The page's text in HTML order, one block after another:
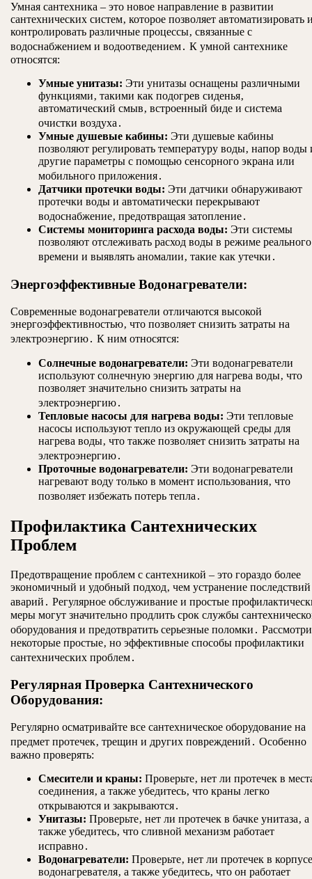
Умная сантехника – это новое направление в развитии
сантехнических систем‚ которое позволяет автоматизировать
контролировать различные процессы‚ связанные с
водоснабжением и водоотведением․ К умной сантехнике
относятся:
Умные унитазы: Эти унитазы оснащены различными
функциями‚ такими как подогрев сиденья‚
автоматический смыв‚ встроенный биде и система
очистки воздуха․
Умные душевые кабины: Эти душевые кабины
позволяют регулировать температуру воды‚ напор воды
другие параметры с помощью сенсорного экрана или
мобильного приложения․
Датчики протечки воды: Эти датчики обнаруживают
протечки воды и автоматически перекрывают
водоснабжение‚ предотвращая затопление․
Системы мониторинга расхода воды: Эти системы
позволяют отслеживать расход воды в режиме реального
времени и выявлять аномалии‚ такие как утечки․
Энергоэффективные Водонагреватели:
Современные водонагреватели отличаются высокой
энергоэффективностью‚ что позволяет снизить затраты на
электроэнергию․ К ним относятся:
Солнечные водонагреватели: Эти водонагреватели
используют солнечную энергию для нагрева воды‚ что
позволяет значительно снизить затраты на
электроэнергию․
Тепловые насосы для нагрева воды: Эти тепловые
насосы используют тепло из окружающей среды для
нагрева воды‚ что также позволяет снизить затраты на
электроэнергию․
Проточные водонагреватели: Эти водонагреватели
нагревают воду только в момент использования‚ что
позволяет избежать потерь тепла․
Профилактика Сантехнических
Проблем
Предотвращение проблем с сантехникой – это гораздо более
экономичный и удобный подход‚ чем устранение последствий
аварий․ Регулярное обслуживание и простые
меры могут значительно продлить срок службы
оборудования и предотвратить серьезные поломки․
некоторые простые‚ но эффективные способы профилактики
сантехнических проблем․
Регулярная Проверка Сантехнического
Оборудования:
Регулярно осматривайте все сантехническое оборудование на
предмет протечек‚ трещин и других повреждений․ Особенно
важно проверять:
Смесители и краны: Проверьте‚ нет ли протечек в
соединения‚ а также убедитесь‚ что краны легко
открываются и закрываются․
Унитазы: Проверьте‚ нет ли протечек в бачке унитаза‚ а
также убедитесь‚ что сливной механизм работает
исправно․
Водонагреватели: Проверьте‚ нет ли протечек в корпусе
водонагревателя‚ а также убедитесь‚ что он работает